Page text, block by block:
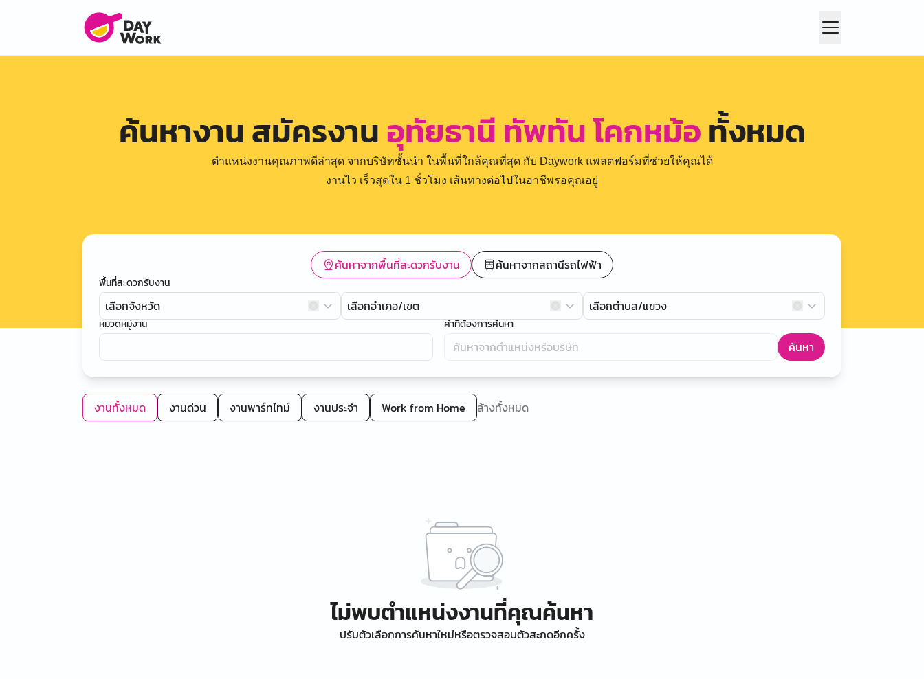
ค้นหางาน สมัครงานอุทัยธานี ทัพทัน โคกหม้อทั้งหมด
ตำแหน่งงานคุณภาพดีล่าสุด จากบริษัทชั้นนำ ในพื้นที่ใกล้คุณที่สุด กับ Daywork แพลตฟอร์มที่ช่วยให้คุณได้
งานไว เร็วสุดใน 1 ชั่วโมง เส้นทางต่อไปในอาชีพรอคุณอยู่
ค้นหาจากพื้นที่สะดวกรับงาน ค้นหาจากสถานีรถไฟฟ้า
พื้นที่สะดวกรับงาน
เลือกจังหวัด เลือกอำเภอ/เขต เลือกตำบล/แขวง
หมวดหมู่งาน คำที่ต้องการค้นหา
ค้นหา
งานทั้งหมด งานด่วน งานพาร์ทไทม์ งานประจำ Work from Home ล้างทั้งหมด
ไม่พบตำแหน่งงานที่คุณค้นหา
ปรับตัวเลือกการค้นหาใหม่หรือตรวจสอบตัวสะกดอีกครั้ง